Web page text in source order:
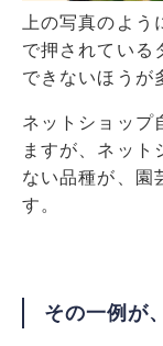
上の写真のよ
で押されている
できないほうが
ネットショッ
ますが、ネット
ない品種が、園
す。
その一例が